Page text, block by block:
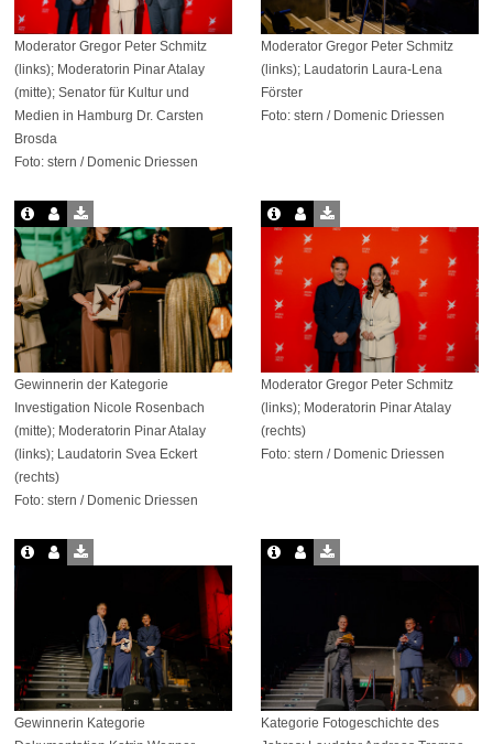
Moderator Gregor Peter Schmitz
(links); Moderatorin Pinar Atalay
(mitte); Senator für Kultur und
Medien in Hamburg Dr. Carsten
Brosda
Foto: stern / Domenic Driessen
Moderator Gregor Peter Schmitz
(links); Laudatorin Laura-Lena
Förster
Foto: stern / Domenic Driessen
Gewinnerin der Kategorie
Investigation Nicole Rosenbach
(mitte); Moderatorin Pinar Atalay
(links); Laudatorin Svea Eckert
(rechts)
Foto: stern / Domenic Driessen
Moderator Gregor Peter Schmitz
(links); Moderatorin Pinar Atalay
(rechts)
Foto: stern / Domenic Driessen
Gewinnerin Kategorie
Kategorie Fotogeschichte des